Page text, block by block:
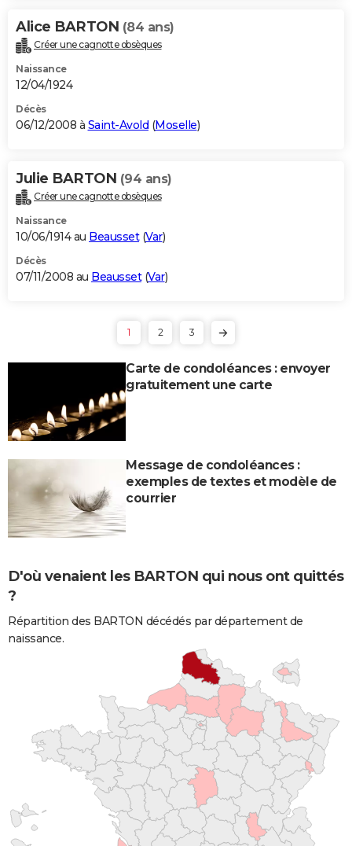
Alice BARTON (84 ans)
Créer une cagnotte obsèques
Naissance
12/04/1924
Décès
06/12/2008 à Saint-Avold (Moselle)
Julie BARTON (94 ans)
Créer une cagnotte obsèques
Naissance
10/06/1914 au Beausset(Var)
Décès
07/11/2008 au Beausset(Var)
1 2 3
Carte de condoléances : envoyer
gratuitement une carte
Message de condoléances :
exemples de textes et modèle de
courrier
D'où venaient les BARTON qui nous ont quittés
?
Répartition des BARTON décédés par département de
naissance.